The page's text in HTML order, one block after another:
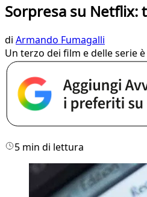
Sorpresa su
di Armando Fumagalli
Un terzo dei film e delle serie
5 min di lettura